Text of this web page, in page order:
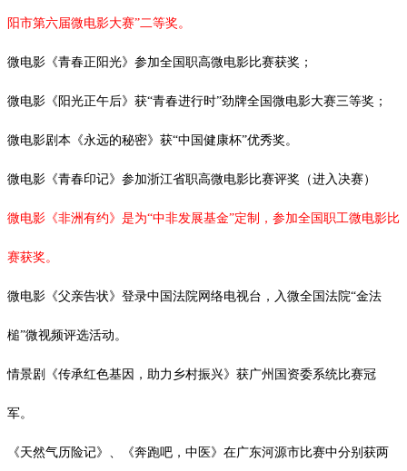
阳市第六届微电影大赛”二等奖。
微电影《青春正阳光》参加全国职高微电影比赛获奖；
微电影《阳光正午后》获“青春进行时”劲牌全国微电影大赛三等奖；
微电影剧本《永远的秘密》获“中国健康杯”优秀奖。
微电影《青春印记》参加浙江省职高微电影比赛评奖（进入决赛）
微电影《非洲有约》是为“中非发展基金”定制，参加全国职工微电影比
赛获奖。
微电影《父亲告状》登录中国法院网络电视台，入微全国法院“金法
槌”微视频评选活动。
情景剧《传承红色基因，助力乡村振兴》获广州国资委系统比赛冠
军。
《天然气历险记》、《奔跑吧，中医》在广东河源市比赛中分别获两